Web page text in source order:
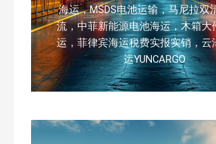
海运，MSDS电池运输，马尼拉双
流，中菲新能源电池海运，木箱大
运，菲律宾海运税费实报实销，云
运YUNCARGO